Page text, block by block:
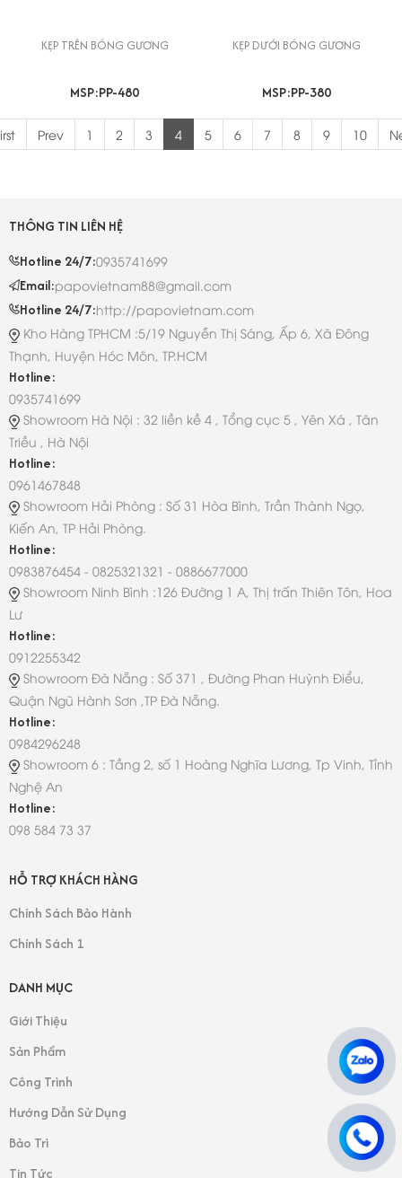
KẸP TRÊN BÓNG GƯƠNG
MSP:PP-480
KẸP DƯỚI BÓNG GƯƠNG
MSP:PP-380
Prev 1 2 3 4 5 6 7 8 9 10
HỖ TRỢ KHÁCH HÀNG
Chính Sách Bảo Hành
Chính Sách 1
DANH MỤC
Giới Thiệu
Sản Phẩm
Công Trình
Hướng Dẫn Sử Dụng
Bảo Trì
Tin Tức
THÔNG TIN LIÊN HỆ
Hotline 24/7:0935741699
Email:papovietnam88@gmail.com
Hotline 24/7:http://papovietnam.com
Kho Hàng TPHCM :5/19 Nguyễn Thị Sáng, Ấp 6, Xã Đông
Thạnh, Huyện Hóc Môn, TP.HCM
Hotline:
0935741699
Showroom Hà Nội : 32 liền kề 4 , Tổng cục 5 , Yên Xá , Tân
Triều , Hà Nội
Hotline:
0961467848
Showroom Hải Phòng : Số 31 Hòa Bình, Trần Thành Ngọ,
Kiến An, TP Hải Phòng.
Hotline:
0983876454 - 0825321321 - 0886677000
Showroom Ninh Bình :126 Đường 1 A, Thị trấn Thiên Tôn, Hoa
Lư
Hotline:
0912255342
Showroom Đà Nẵng : Số 371 , Đường Phan Huỳnh Điểu,
Quận Ngũ Hành Sơn ,TP Đà Nẵng.
Hotline:
0984296248
Showroom 6 : Tầng 2, số 1 Hoàng Nghĩa Lương, Tp Vinh, Tỉnh
Nghệ An
Hotline:
098 584 73 37